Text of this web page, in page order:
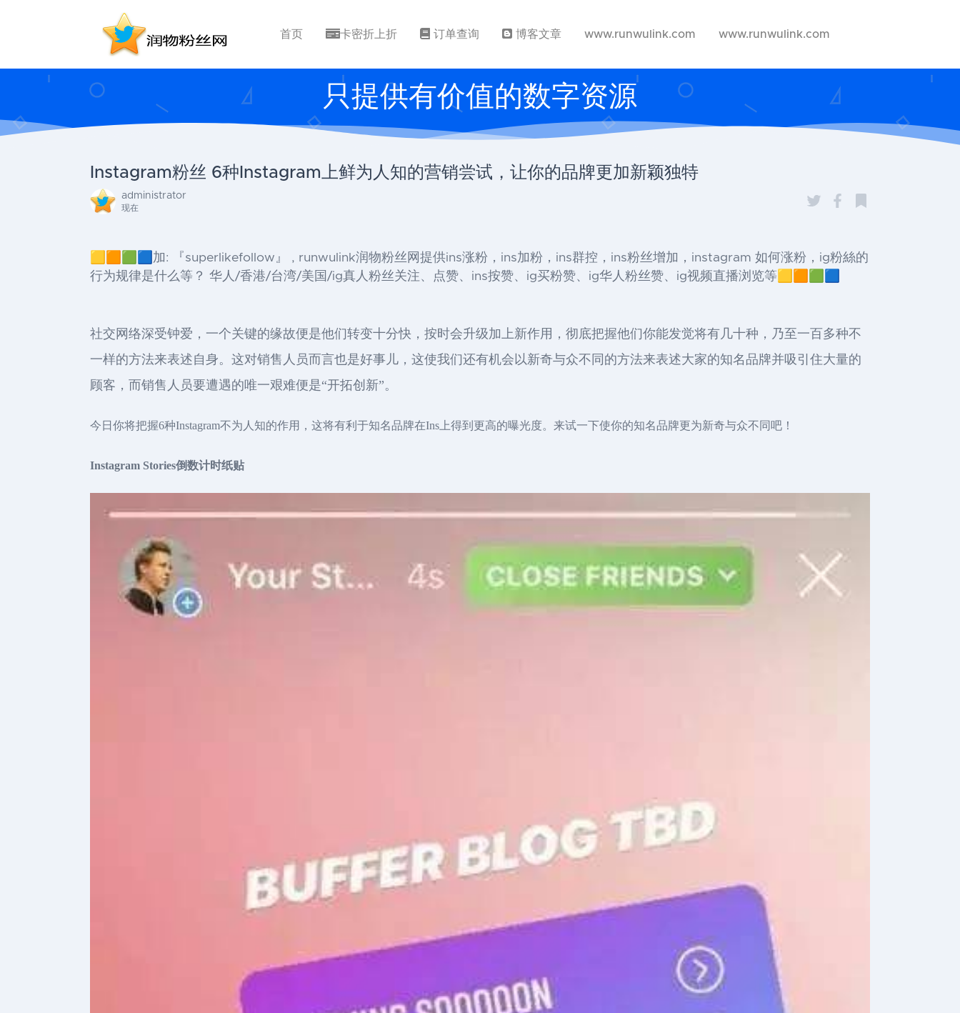
首页 卡密折上折 订单查询 博客文章 www.runwulink.com www.runwulink.com
只提供有价值的数字资源
Instagram粉丝 6种Instagram上鲜为人知的营销尝试，让你的品牌更加新颖独特
administrator
现在
🟨🟧🟩🟦加: 『superlikefollow』 , runwulink润物粉丝网提供ins涨粉，ins加粉，ins群控，ins粉丝增加，instagram 如何涨粉，ig粉絲的
行为规律是什么等？ 华人/香港/台湾/美国/ig真人粉丝关注、点赞、ins按赞、ig买粉赞、ig华人粉丝赞、ig视频直播浏览等🟨🟧🟩🟦
社交网络深受钟爱，一个关键的缘故便是他们转变十分快，按时会升级加上新作用，彻底把握他们你能发觉将有几十种，乃至一百多种不
一样的方法来表述自身。这对销售人员而言也是好事儿，这使我们还有机会以新奇与众不同的方法来表述大家的知名品牌并吸引住大量的
顾客，而销售人员要遭遇的唯一艰难便是“开拓创新”。
今日你将把握6种Instagram不为人知的作用，这将有利于知名品牌在Ins上得到更高的曝光度。来试一下使你的知名品牌更为新奇与众不同吧！
Instagram Stories倒数计时纸贴